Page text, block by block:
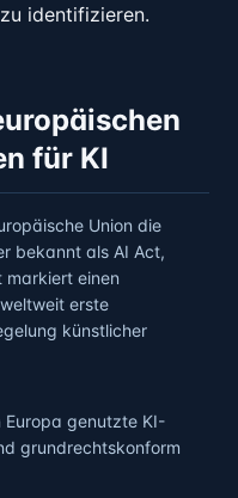
identifizieren.
für KI
Union die
bekannt als AI Act,
markiert einen
erste
künstlicher
Europa genutzte KI-
grundrechtskonform